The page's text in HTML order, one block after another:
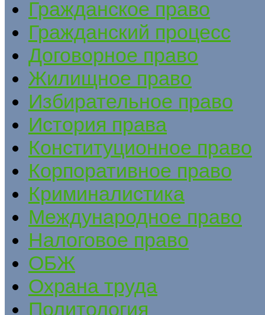
Гражданское право
Гражданский процесс
Договорное право
Жилищное право
Избирательное право
История права
Конституционное право
Корпоративное право
Криминалистика
Международное право
Налоговое право
ОБЖ
Охрана труда
Политология